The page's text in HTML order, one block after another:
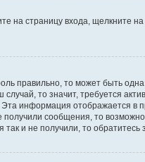
на страницу входа, щелкните
правильно, то может быть
то значит, требуется
информация отображается
сообщения, то
и не получили, то